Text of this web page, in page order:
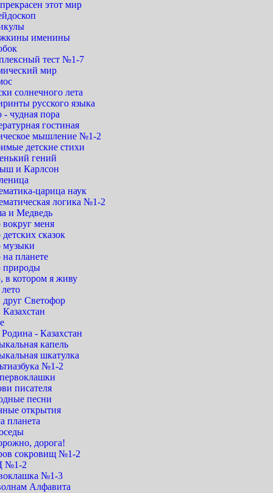
этот мир
именины
тест №1-7
мир
солнечного лета
русского языка
- чудная пора
гостиная
мышление №1-2
детские стихи
гений
и Карлсон
царица наук
логика №1-2
и Медведь
меня
сказок
планете
в котором я живу
Светофор
- Казахстан
капель
шкатулка
№1-2
писателя
песни
открытия
планета
дорога!
сокровищ №1-2
№1-2
№1-3
Алфавита